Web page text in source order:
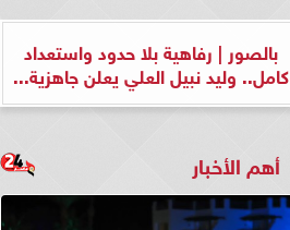
بالصور | رفاهية بلا حدود واستعداد
كامل.. وليد نبيل العلي يعلن جاهزية...
أهم الأخبار